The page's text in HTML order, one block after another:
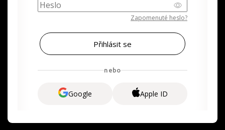
Zapomenuté heslo?
nebo
Google Apple ID